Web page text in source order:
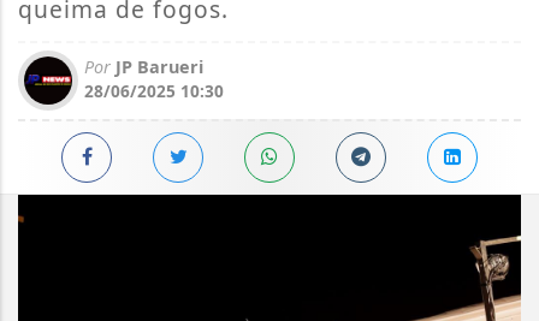
queima de fogos.
Por JP Barueri
28/06/2025 10:30